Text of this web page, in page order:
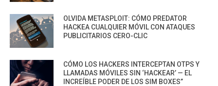
OLVIDA METASPLOIT: CÓMO PREDATOR
HACKEA CUALQUIER MÓVIL CON ATAQUES
PUBLICITARIOS CERO-CLIC
CÓMO LOS HACKERS INTERCEPTAN OTPS Y
LLAMADAS MÓVILES SIN ‘HACKEAR’ — EL
INCREÍBLE PODER DE LOS SIM BOXES”